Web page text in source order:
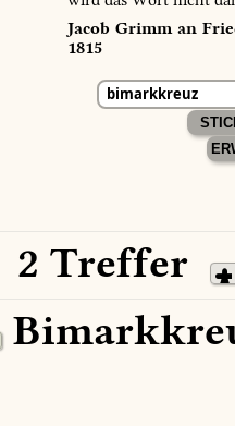
Jacob Grimm an
1815
2 Treffer